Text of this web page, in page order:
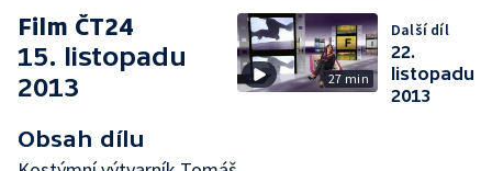
Film ČT24
15. listopadu
2013
Obsah dílu
27 min
Další díl
22.
listopadu
2013